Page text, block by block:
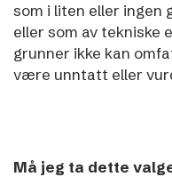
som i liten eller ingen
eller som av tekniske
grunner ikke kan
være unntatt eller
Må jeg ta dette